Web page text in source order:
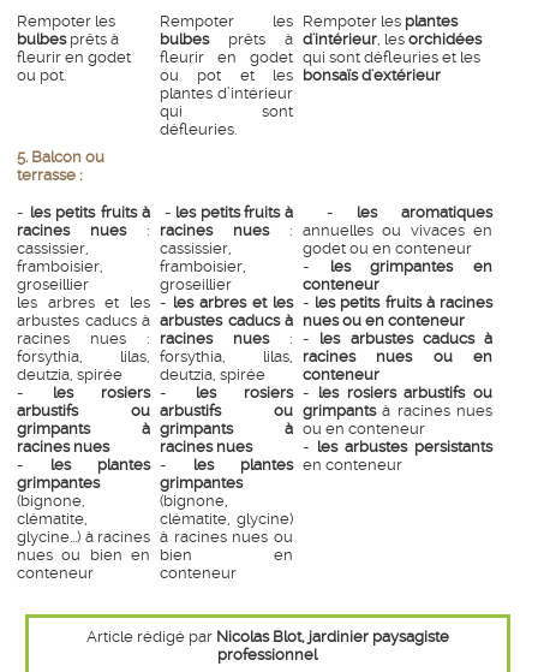
Rempoter les
bulbesprêts à
fleurir en godet
ou pot.
Rempoter les
bulbesprêts à
fleurir en godet
ou pot et les
plantes d’intérieur
qui sont
défleuries.
Rempoter les plantes
d'intérieur, les orchidées
qui sont défleuries et les
bonsaïs d'extérieur
5. Balcon ou
terrasse :
- les petits fruits à
racines nues:
cassissier,
framboisier,
groseillier
les arbres et les
arbustes caducs à
racines nues :
forsythia, lilas,
deutzia, spirée
- les rosiers
arbustifs ou
grimpants à
racines nues
- les plantes
grimpantes
(bignone,
clématite,
glycine...) à racines
nues ou bien en
conteneur
- les petits fruits à
racines nues:
cassissier,
framboisier,
groseillier
- les arbres et les
arbustes caducs à
racines nues:
forsythia, lilas,
deutzia, spirée
- les rosiers
arbustifs ou
grimpants à
racines nues
- les plantes
grimpantes
(bignone,
clématite, glycine)
à racines nues ou
bien en
conteneur
- les aromatiques
annuelles ou vivaces en
godet ou en conteneur
- les grimpantes en
conteneur
- les petits fruits à racines
nues ou en conteneur
- les arbustes caducs à
racines nues ou en
conteneur
- les rosiers arbustifs ou
grimpantsà racines nues
ou en conteneur
- les arbustes persistants
en conteneur
Article rédigé par Nicolas Blot, jardinier paysagiste
professionnel